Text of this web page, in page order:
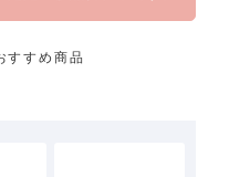
すすめ商品